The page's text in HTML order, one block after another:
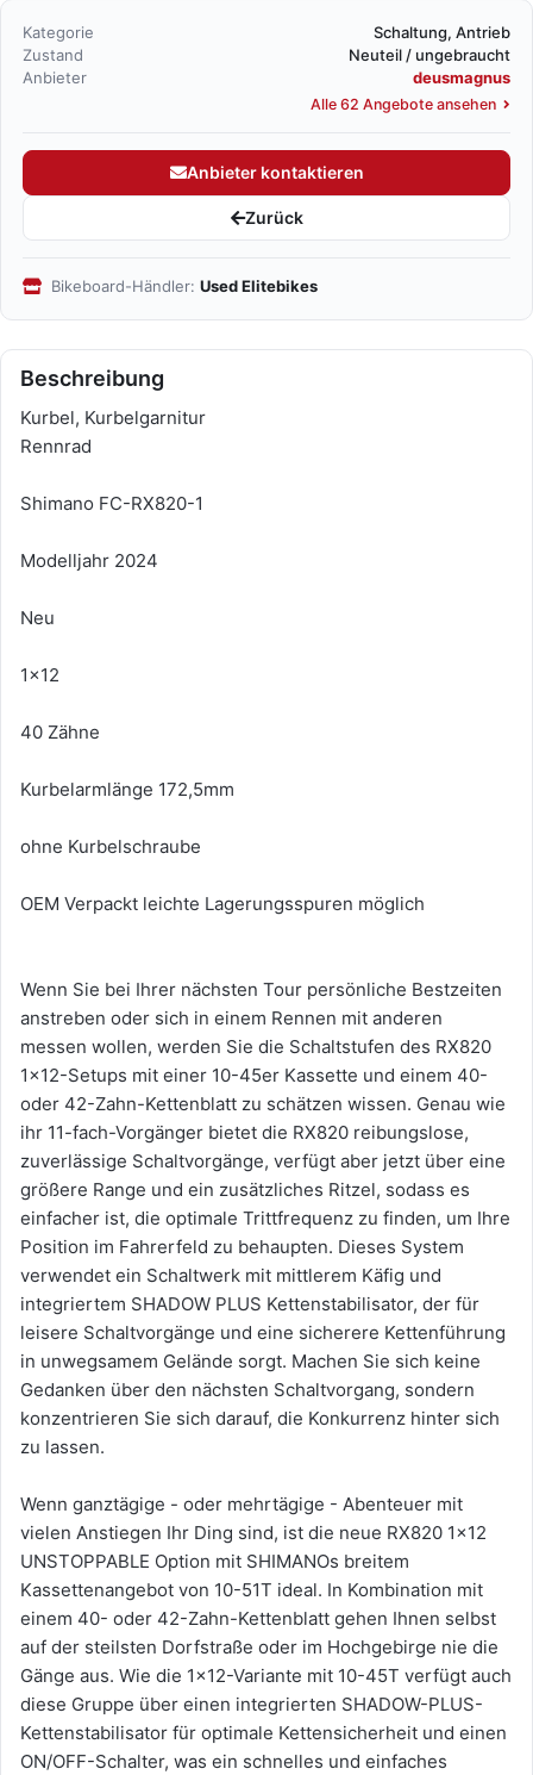
Kategorie
Schaltung, Antrieb
Zustand
Neuteil / ungebraucht
Anbieter
deusmagnus
Alle 62 Angebote ansehen
Anbieter kontaktieren
Zurück
Bikeboard-Händler: Used Elitebikes
Beschreibung
Kurbel, Kurbelgarnitur
Rennrad
Shimano FC-RX820-1
Modelljahr 2024
Neu
1x12
40 Zähne
Kurbelarmlänge 172,5mm
ohne Kurbelschraube
OEM Verpackt leichte Lagerungsspuren möglich
Wenn Sie bei Ihrer nächsten Tour persönliche Bestzeiten
anstreben oder sich in einem Rennen mit anderen
messen wollen, werden Sie die Schaltstufen des RX820
1x12-Setups mit einer 10-45er Kassette und einem 40-
oder 42-Zahn-Kettenblatt zu schätzen wissen. Genau wie
ihr 11-fach-Vorgänger bietet die RX820 reibungslose,
zuverlässige Schaltvorgänge, verfügt aber jetzt über eine
größere Range und ein zusätzliches Ritzel, sodass es
einfacher ist, die optimale Trittfrequenz zu finden, um Ihre
Position im Fahrerfeld zu behaupten. Dieses System
verwendet ein Schaltwerk mit mittlerem Käfig und
integriertem SHADOW PLUS Kettenstabilisator, der für
leisere Schaltvorgänge und eine sicherere Kettenführung
in unwegsamem Gelände sorgt. Machen Sie sich keine
Gedanken über den nächsten Schaltvorgang, sondern
konzentrieren Sie sich darauf, die Konkurrenz hinter sich
zu lassen.
Wenn ganztägige - oder mehrtägige - Abenteuer mit
vielen Anstiegen Ihr Ding sind, ist die neue RX820 1x12
UNSTOPPABLE Option mit SHIMANOs breitem
Kassettenangebot von 10-51T ideal. In Kombination mit
einem 40- oder 42-Zahn-Kettenblatt gehen Ihnen selbst
auf der steilsten Dorfstraße oder im Hochgebirge nie die
Gänge aus. Wie die 1x12-Variante mit 10-45T verfügt auch
diese Gruppe über einen integrierten SHADOW-PLUS-
Kettenstabilisator für optimale Kettensicherheit und einen
ON/OFF-Schalter, was ein schnelles und einfaches